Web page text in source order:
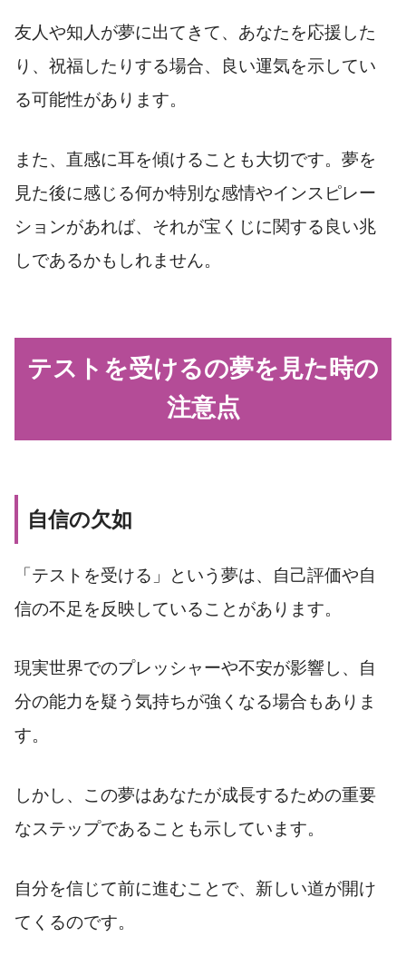
友人や知人が夢に出てきて、あなたを応援した
り、祝福したりする場合、良い運気を示してい
る可能性があります。
また、直感に耳を傾けることも大切です。夢を
見た後に感じる何か特別な感情やインスピレー
ションがあれば、それが宝くじに関する良い兆
しであるかもしれません。
テストを受けるの夢を見た時の
注意点
自信の欠如
「テストを受ける」という夢は、自己評価や自
信の不足を反映していることがあります。
現実世界でのプレッシャーや不安が影響し、自
分の能力を疑う気持ちが強くなる場合もありま
す。
しかし、この夢はあなたが成長するための重要
なステップであることも示しています。
自分を信じて前に進むことで、新しい道が開け
てくるのです。